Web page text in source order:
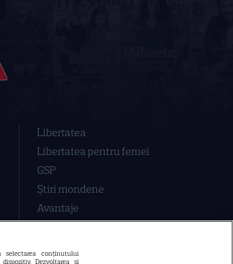
Libertatea
Libertatea pentru femei
GSP
Știri mondene
Avantaje
selectarea conținutului
Dezvoltarea și